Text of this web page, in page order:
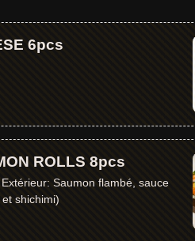
6pcs
ROLLS 8pcs
Saumon flambé, sauce
shichimi)